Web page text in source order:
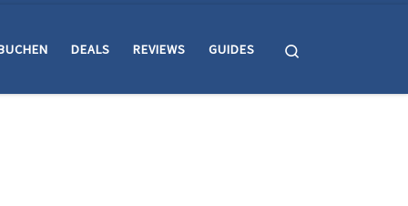
DEALS REVIEWS GUIDES